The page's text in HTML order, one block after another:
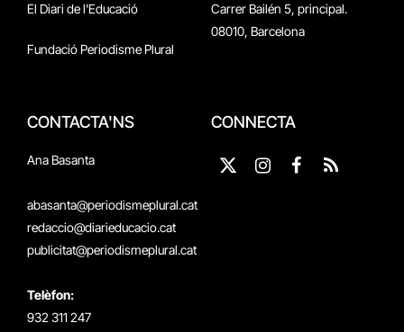
El Diari de l'Educació
Fundació Periodisme Plural
Carrer Bailén 5, principal.
08010, Barcelona
CONTACTA'NS
Ana Basanta
abasanta@periodismeplural.cat
redaccio@diarieducacio.cat
publicitat@periodismeplural.cat
Telèfon:
932 311 247
CONNECTA
X
InstagramFacebook
RSS